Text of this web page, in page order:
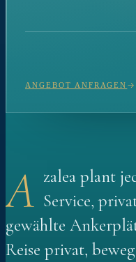
ANGEBOT ANFRAGEN
A zalea plant
Service,
gewählte
Reise privat,